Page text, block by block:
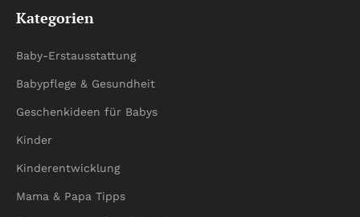
Kategorien
Baby-Erstausstattung
Babypflege & Gesundheit
Geschenkideen für Babys
Kinder
Kinderentwicklung
Mama & Papa Tipps